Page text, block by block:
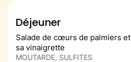
Déjeuner
Salade de cœurs de palmiers et
sa vinaigrette
MOUTARDE, SULFITES